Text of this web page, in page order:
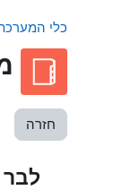
כלי
חזרה